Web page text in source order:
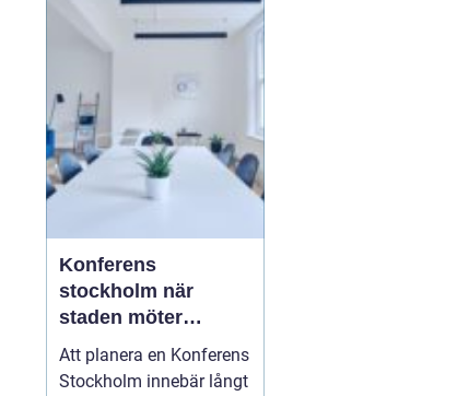
lika mycket om känslan
som om själva köpet.
Konferens
stockholm när
staden möter
skärgård och
landsbygd
Att planera en Konferens
Stockholm innebär långt